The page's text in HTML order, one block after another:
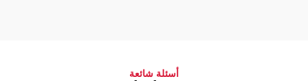
أسئلة شائعة